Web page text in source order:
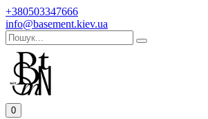
+380503347666
info@basement.kiev.ua
0